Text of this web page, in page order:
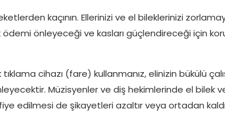
kaçının. Ellerinizi ve el bileklerinizi
önleyeceği ve kasları güçlendireceği için
cihazı (fare) kullanmanız, elinizin bükülü
Müzisyenler ve diş hekimlerinde el bilek
edilmesi de şikayetleri azaltır veya ortadan